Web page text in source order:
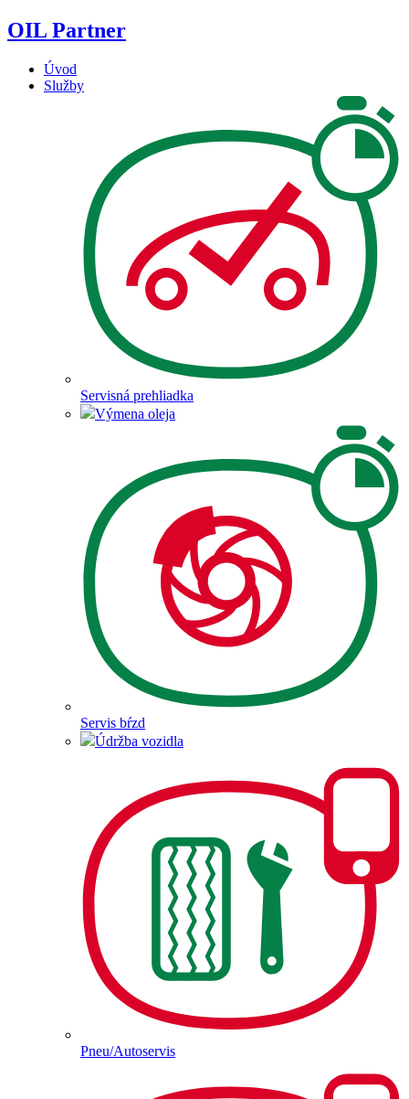
Skip
to
OIL Partner
Úvod
Služby
Servisná prehliadka
Výmena oleja
Servis bŕzd
Údržba vozidla
Pneu/Autoservis